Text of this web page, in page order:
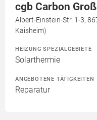
cgb Carbon
Albert-Einstein-Str. 1-3,
Kaisheim)
HEIZUNG SPEZIALGEBIETE
Solarthermie
ANGEBOTENE TÄTIGKEITEN
Reparatur